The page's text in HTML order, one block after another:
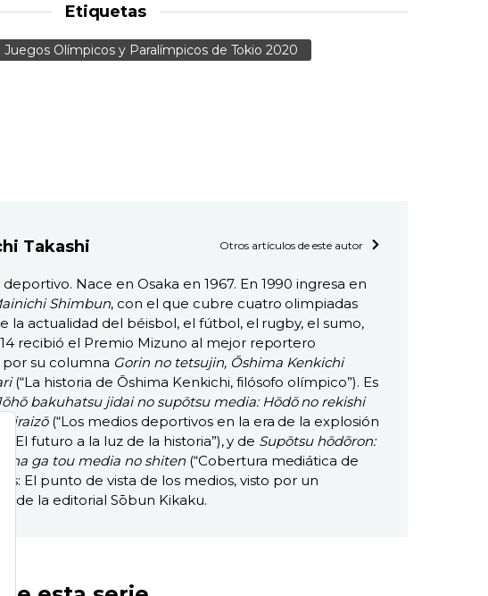
Etiquetas
Juegos Olímpicos y Paralímpicos de Tokio 2020
Takashi Otros artículos de este autor
Nace en Osaka en 1967. En 1990 ingresa en
Shimbun, con el que cubre cuatro olimpiadas
la actualidad del béisbol, el fútbol, el rugby, el sumo,
recibió el Premio Mizuno al mejor reportero
su columna Gorin no tetsujin, Ōshima Kenkichi
(“La historia de Ōshima Kenkichi, filósofo olímpico”). Es
bakuhatsu jidai no supōtsu media: Hōdō no rekishi
(“Los medios deportivos en la era de la explosión
El futuro a la luz de la historia”), y de Supōtsu hōdōron:
ga tou media no shiten(“Cobertura mediática de
El punto de vista de los medios, visto por un
de la editorial Sōbun Kikaku.